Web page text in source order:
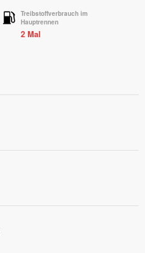
Treibstoffverbrauch im
Hauptrennen
2 Mal